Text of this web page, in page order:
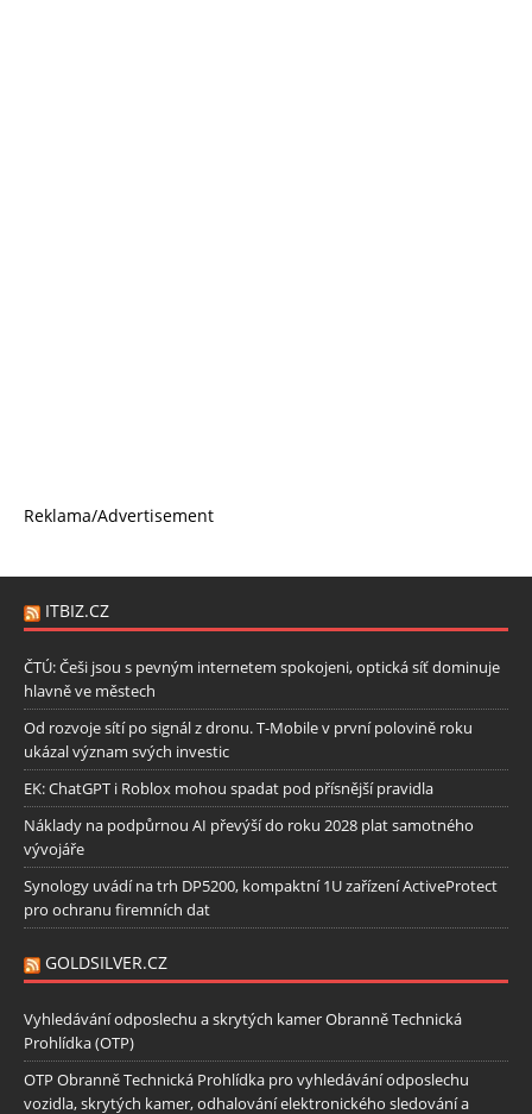
Reklama/Advertisement
ITBIZ.CZ
ČTÚ: Češi jsou s pevným internetem spokojeni, optická síť dominuje
hlavně ve městech
Od rozvoje sítí po signál z dronu. T-Mobile v první polovině roku
ukázal význam svých investic
EK: ChatGPT i Roblox mohou spadat pod přísnější pravidla
Náklady na podpůrnou AI převýší do roku 2028 plat samotného
vývojáře
Synology uvádí na trh DP5200, kompaktní 1U zařízení ActiveProtect
pro ochranu firemních dat
GOLDSILVER.CZ
Vyhledávání odposlechu a skrytých kamer Obranně Technická
Prohlídka (OTP)
OTP Obranně Technická Prohlídka pro vyhledávání odposlechu
vozidla, skrytých kamer, odhalování elektronického sledování a